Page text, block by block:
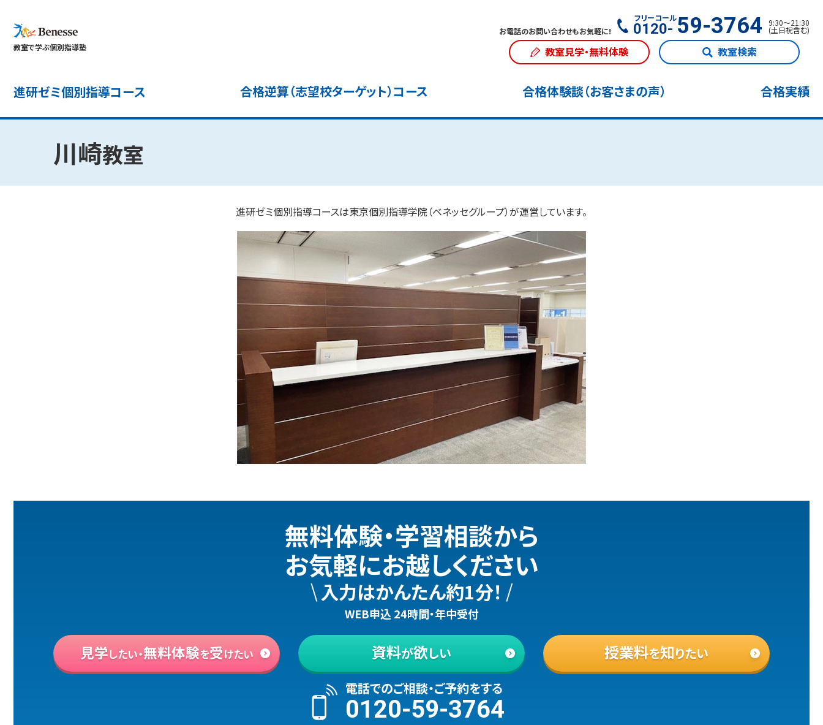
教室で学ぶ個別指導塾
お電話のお問い合わせもお気軽に!
フリーコール
0120- 59-3764 9:30〜21:30
(土日祝含む)
教室見学・無料体験 教室検索
進研ゼミ個別指導コース 合格逆算（志望校ターゲット）コース 合格体験談（お客さまの声） 合格実績
川崎教室
進研ゼミ個別指導コースは東京個別指導学院（ベネッセグループ）が運営しています。
無料体験・学習相談から
お気軽にお越しください
\ 入力はかんたん約1分！ /
WEB申込 24時間・年中受付
見学したい・無料体験を受けたい 資料が欲しい 授業料を知りたい
電話でのご相談・ご予約をする
0120-59-3764